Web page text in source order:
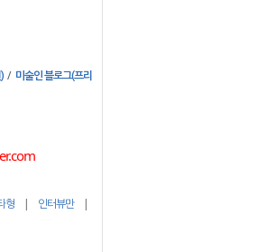
/ 미술인 블로그(프리
형 | 인터뷰만|